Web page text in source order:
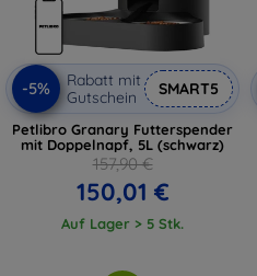
-5%
Rabatt mit
Gutschein
SMART5
Petlibro Granary Futterspender
mit Doppelnapf, 5L (schwarz)
157,90 €
150,01 €
Auf Lager > 5 Stk.